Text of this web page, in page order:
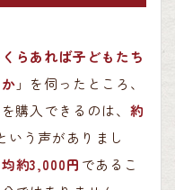
らあれば子どもたち
」を伺ったところ、
購入できるのは、 約
いう声がありまし
約3,000円 であるこ